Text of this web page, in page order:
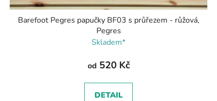
Barefoot Pegres papučky BF03 s průřezem - růžová,
Pegres
Skladem*
od 520 Kč
DETAIL